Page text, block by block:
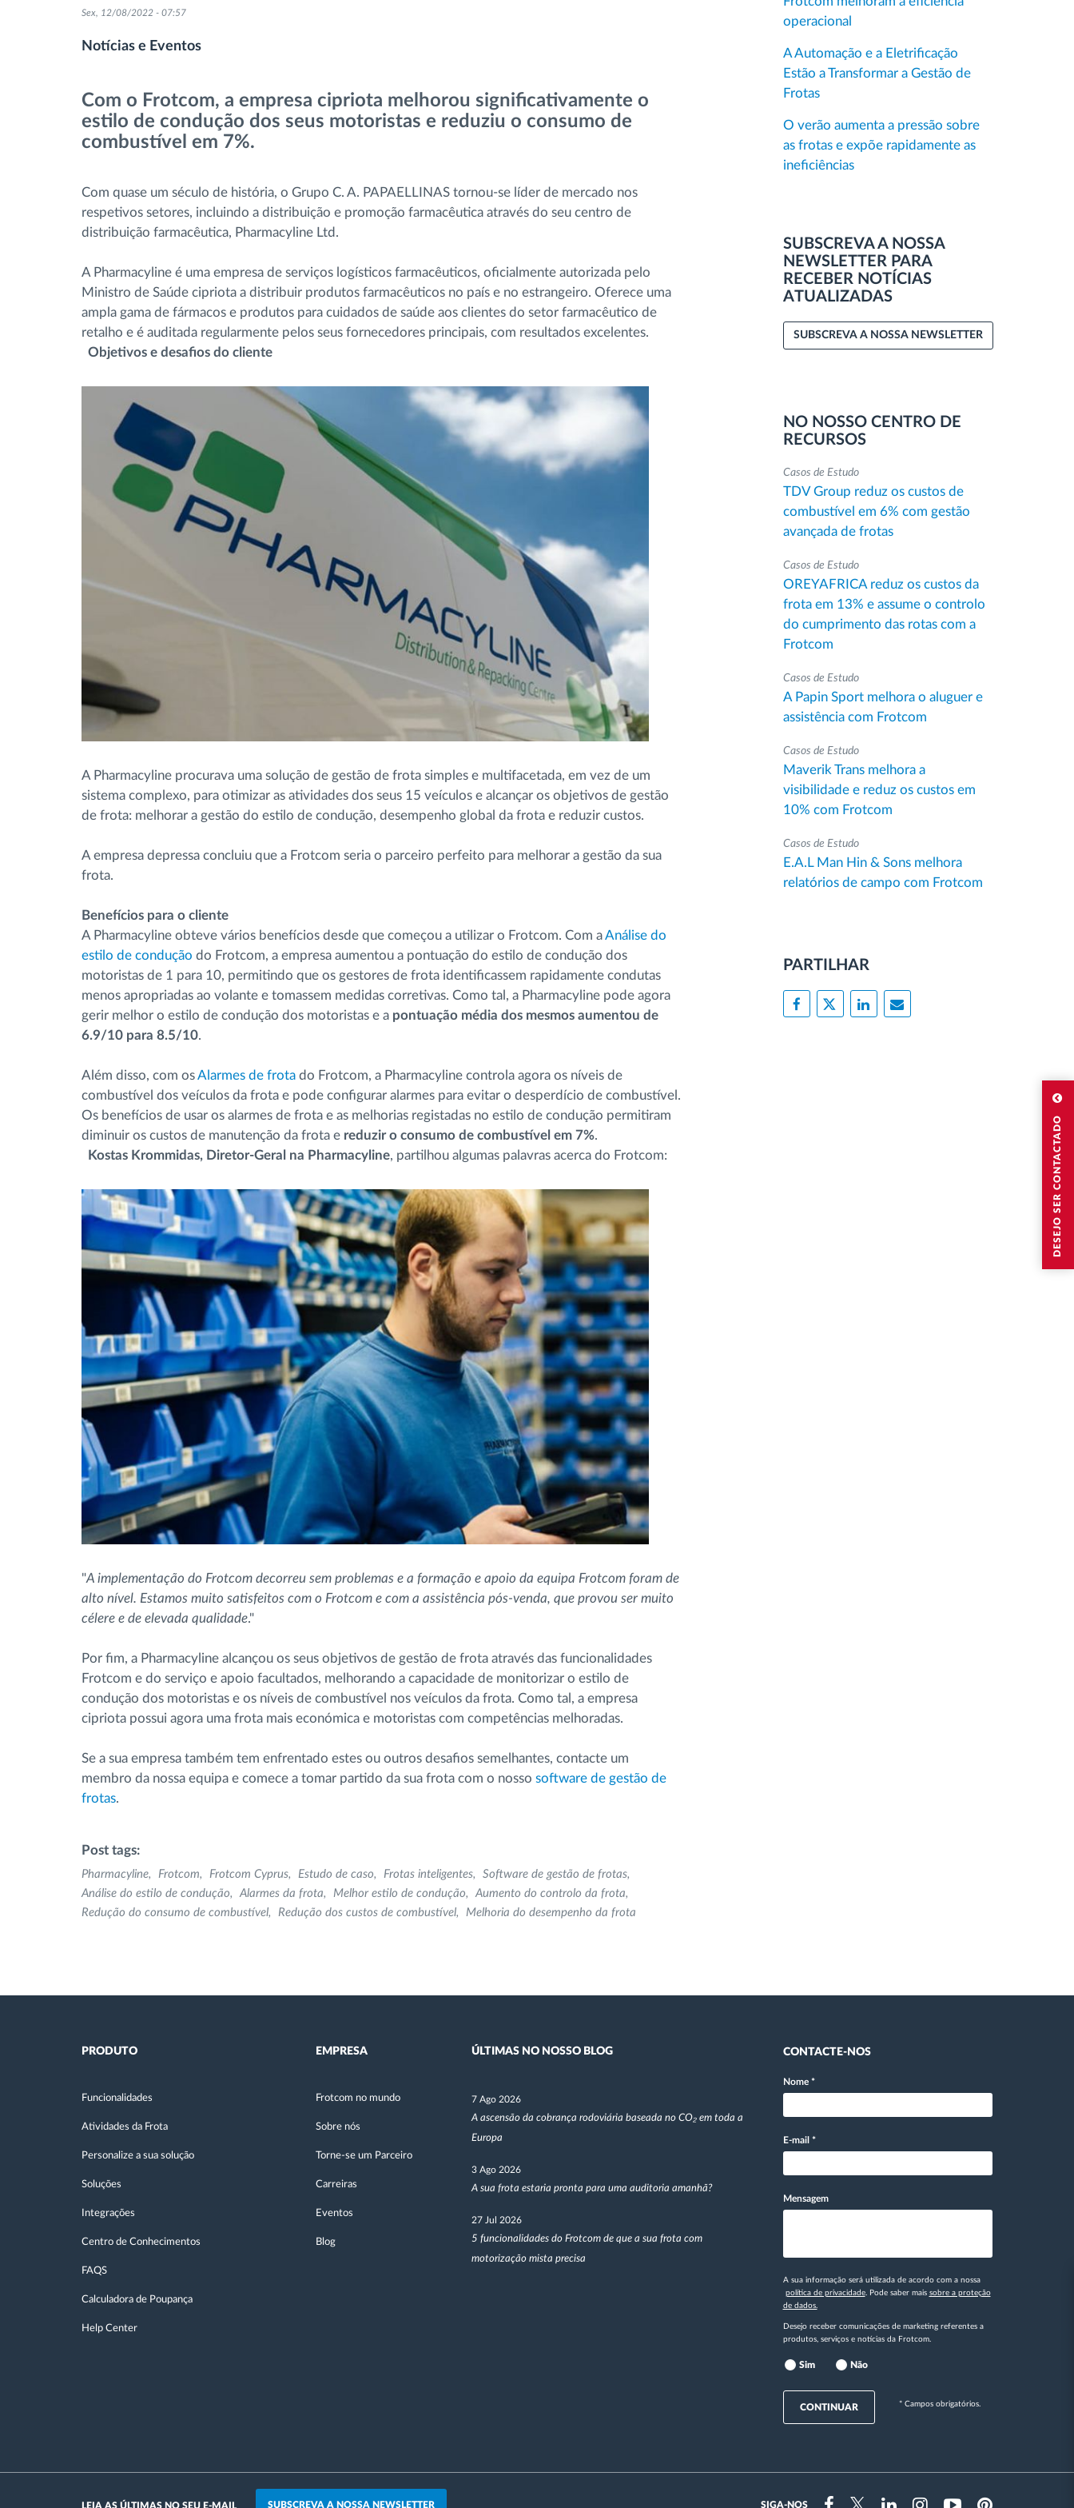
DESEJO SER CONTACTADO
Controlo de acesso
Planeamento e monitorização de rotas
Ver todas as funcionalidades
Sex, 12/08/2022 - 07:57
Notícias e Eventos
Com o Frotcom, a empresa cipriota melhorou significativamente o
estilo de condução dos seus motoristas e reduziu o consumo de
combustível em 7%.
Com quase um século de história, o Grupo C. A. PAPAELLINAS tornou-se líder de mercado nos
respetivos setores, incluindo a distribuição e promoção farmacêutica através do seu centro de
distribuição farmacêutica, Pharmacyline Ltd.
A Pharmacyline é uma empresa de serviços logísticos farmacêuticos, oficialmente autorizada pelo
Ministro de Saúde cipriota a distribuir produtos farmacêuticos no país e no estrangeiro. Oferece uma
ampla gama de fármacos e produtos para cuidados de saúde aos clientes do setor farmacêutico de
retalho e é auditada regularmente pelos seus fornecedores principais, com resultados excelentes.
Objetivos e desafios do cliente
A Pharmacyline procurava uma solução de gestão de frota simples e multifacetada, em vez de um
sistema complexo, para otimizar as atividades dos seus 15 veículos e alcançar os objetivos de gestão
de frota: melhorar a gestão do estilo de condução, desempenho global da frota e reduzir custos.
A empresa depressa concluiu que a Frotcom seria o parceiro perfeito para melhorar a gestão da sua
frota.
Benefícios para o cliente
A Pharmacyline obteve vários benefícios desde que começou a utilizar o Frotcom. Com aAnálise do
estilo de condução do Frotcom, a empresa aumentou a pontuação do estilo de condução dos
motoristas de 1 para 10, permitindo que os gestores de frota identificassem rapidamente condutas
menos apropriadas ao volante e tomassem medidas corretivas. Como tal, a Pharmacyline pode agora
gerir melhor o estilo de condução dos motoristas e a pontuação média dos mesmos aumentou de
6.9/10 para 8.5/10.
Além disso, com osAlarmes de frota do Frotcom, a Pharmacyline controla agora os níveis de
combustível dos veículos da frota e pode configurar alarmes para evitar o desperdício de combustível.
Os benefícios de usar os alarmes de frota e as melhorias registadas no estilo de condução permitiram
diminuir os custos de manutenção da frota e reduzir o consumo de combustível em 7%.
Kostas Krommidas, Diretor-Geral na Pharmacyline, partilhou algumas palavras acerca do Frotcom:
"A implementação do Frotcom decorreu sem problemas e a formação e apoio da equipa Frotcom foram de
alto nível. Estamos muito satisfeitos com o Frotcom e com a assistência pós-venda, que provou ser muito
célere e de elevada qualidade."
Por fim, a Pharmacyline alcançou os seus objetivos de gestão de frota através das funcionalidades
Frotcom e do serviço e apoio facultados, melhorando a capacidade de monitorizar o estilo de
condução dos motoristas e os níveis de combustível nos veículos da frota. Como tal, a empresa
cipriota possui agora uma frota mais económica e motoristas com competências melhoradas.
Se a sua empresa também tem enfrentado estes ou outros desafios semelhantes, contacte um
membro da nossa equipa e comece a tomar partido da sua frota com o nosso software de gestão de
frotas.
Post tags:
Pharmacyline Frotcom Frotcom Cyprus Estudo de caso Frotas inteligentes
Software de gestão de frotas
Análise do estilo de condução
Alarmes da frota Melhor estilo de condução
Aumento do controlo da frota
Redução do consumo de combustível
Redução dos custos de combustível Melhoria do desempenho da frota
operacional
A Automação e a Eletrificação
Estão a Transformar a Gestão de
Frotas
O verão aumenta a pressão sobre
as frotas e expõe rapidamente as
ineficiências
SUBSCREVA A NOSSA
NEWSLETTER PARA
RECEBER NOTÍCIAS
ATUALIZADAS
SUBSCREVA A NOSSA NEWSLETTER
NO NOSSO CENTRO DE
RECURSOS
Casos de Estudo
TDV Group reduz os custos de
combustível em 6% com gestão
avançada de frotas
Casos de Estudo
OREYAFRICA reduz os custos da
frota em 13% e assume o controlo
do cumprimento das rotas com a
Frotcom
Casos de Estudo
A Papin Sport melhora o aluguer e
assistência com Frotcom
Casos de Estudo
Maverik Trans melhora a
visibilidade e reduz os custos em
10% com Frotcom
Casos de Estudo
E.A.L Man Hin & Sons melhora
relatórios de campo com Frotcom
PARTILHAR
PRODUTO
Funcionalidades
Atividades da Frota
Personalize a sua solução
Soluções
Integrações
Centro de Conhecimentos
FAQS
Calculadora de Poupança
Help Center
EMPRESA
Frotcom no mundo
Sobre nós
Torne-se um Parceiro
Carreiras
Eventos
Blog
ÚLTIMAS NO NOSSO BLOG
7 Ago 2026
A ascensão da cobrança rodoviária baseada no CO₂ em toda a
Europa
3 Ago 2026
A sua frota estaria pronta para uma auditoria amanhã?
27 Jul 2026
5 funcionalidades do Frotcom de que a sua frota com
motorização mista precisa
CONTACTE-NOS
Nome *
E-mail *
Mensagem
A sua informação será utilizada de acordo com a nossa
política de privacidade. Pode saber mais sobre a proteção
de dados.
Desejo receber comunicações de marketing referentes a
produtos, serviços e notícias da Frotcom.
Sim Não
CONTINUAR * Campos obrigatórios.
LEIA AS ÚLTIMAS NO SEU E-MAIL SUBSCREVA A NOSSA NEWSLETTER SIGA-NOS